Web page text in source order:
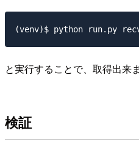
と実行することで、取得出来ま
検証